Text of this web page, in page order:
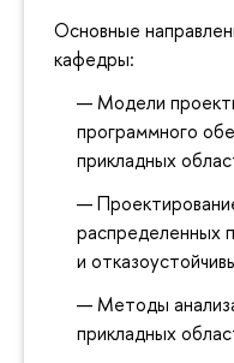
Основные
кафедры:
Модели
программного
прикладных
распределенных
и
Методы
прикладных